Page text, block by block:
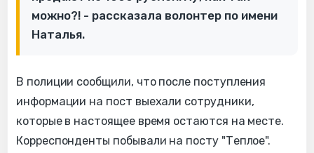
можно?! - рассказала волонтер по имени
Наталья.
В полиции сообщили, что после поступления
информации на пост выехали сотрудники,
которые в настоящее время остаются на месте.
Корреспонденты побывали на посту "Теплое".